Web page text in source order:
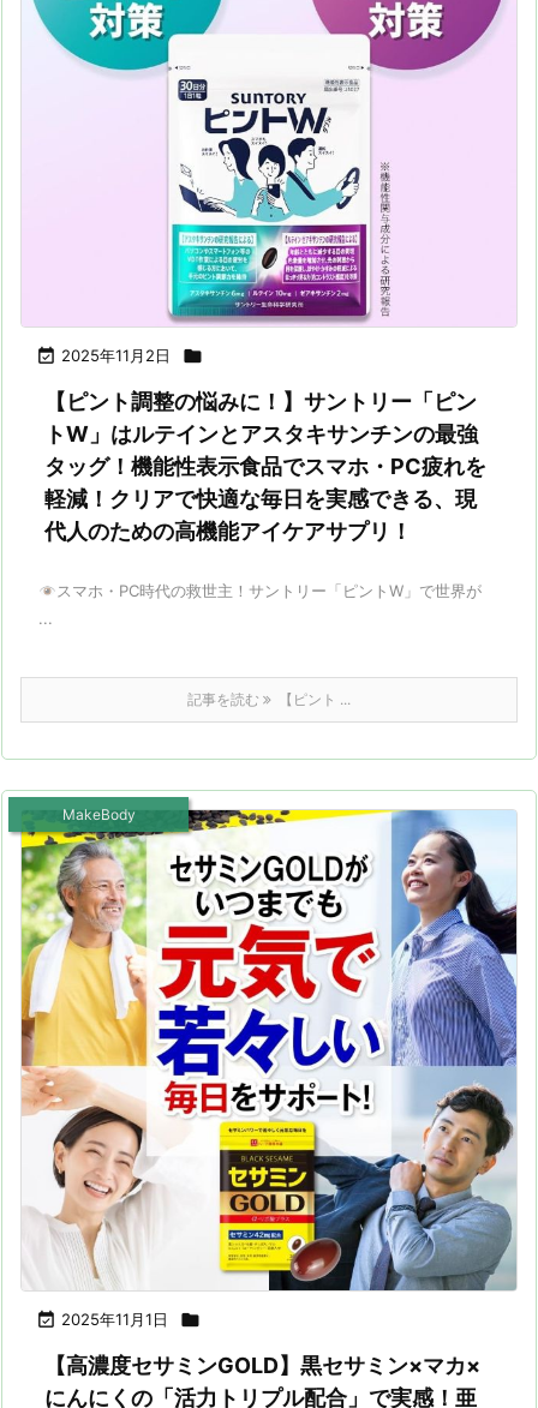
 2025年11月2日 
【ピント調整の悩みに！】サントリー「ピン
トW」はルテインとアスタキサンチンの最強
タッグ！機能性表示食品でスマホ・PC疲れを
軽減！クリアで快適な毎日を実感できる、現
代人のための高機能アイケアサプリ！
スマホ・PC時代の救世主！サントリー「ピントW」で世界が
...
記事を読む 【ピント ...
 2025年11月1日 
MakeBody
【高濃度セサミンGOLD】黒セサミン×マカ×
にんにくの「活力トリプル配合」で実感！亜